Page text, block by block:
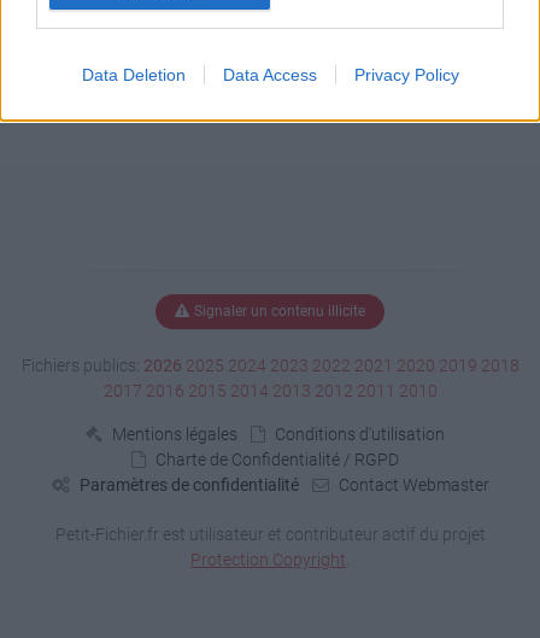
Data Deletion Data Access Privacy Policy
Signaler un contenu illicite
Fichiers publics: 2026 2025 2024 2023 2022 2021 2020 2019 2018
2017 2016 2015 2014 2013 2012 2011 2010
Mentions légales
Conditions d'utilisation
Charte de Confidentialité / RGPD
Paramètres de confidentialité
Contact Webmaster
Petit-Fichier.fr est utilisateur et contributeur actif du projet
Protection Copyright